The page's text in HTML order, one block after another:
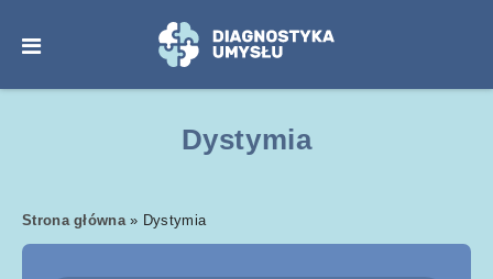
Dystymia
Strona główna» Dystymia